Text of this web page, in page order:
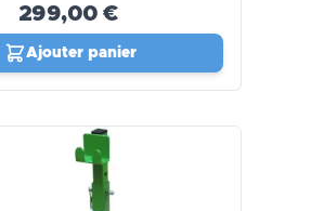
299,00 €
Ajouter panier